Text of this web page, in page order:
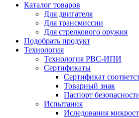
Каталог товаров
Для двигателя
Для трансмиссии
Для стрелкового оружия
Подобрать продукт
Технология
Технология РВС-ИПИ
Сертификаты
Сертификат
Товарный знак
Паспорт
Испытания
Иследования